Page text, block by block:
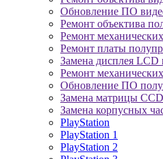
Обновление ПО
Ремонт объектива
Ремонт
Ремонт платы
Замена дисплея LCD
Ремонт
Обновление ПО
Замена матрицы
Замена корпусных
PlayStation
PlayStation 1
PlayStation 2